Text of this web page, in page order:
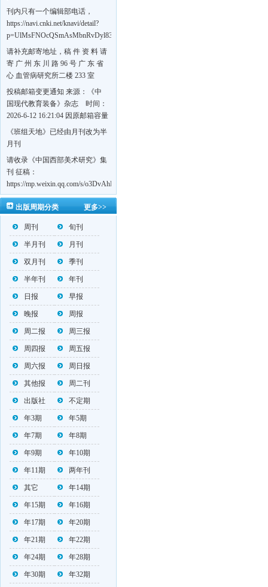
刊内只有一个编辑部电话，
https://navi.cnki.net/knavi/detail?
p=UlMsFNOcQSmAsMbnRvDyl83fGGu5dcrBYtF-
w7VFJdSWT5tem1RQ5W2sC5HRG-
S8mH75DuljrTVfVeoXxT4L0b-
Yrk7HaGd7C2w5FD7nrnLRR5Q57zsTTQ==&uniplatform=NZKPT&language=CHS
请补充邮寄地址，稿 件 资 料 请
寄 广 州 东 川 路 96 号 广 东 省
心 血管病研究所二楼 233 室
《岭南心血管病杂志》编辑部
收，
https://navi.cnki.net/knavi/detail?
BMxk-
109PkA==&uniplatform=NZKPT&language=CHS
投稿邮箱变更通知 来源：《中
国现代教育装备》杂志 时间：
2026-6-12 16:21:04 因原邮箱容量
有限，自即日起停止使用，我刊
投稿邮箱变更为 高教投稿邮
邮箱：bedu@cmee.net.cn
《班组天地》已经由月刊改为半
月刊
请收录《中国西部美术研究》集
刊 征稿：
https://mp.weixin.qq.com/s/o3DvAhL6jtTS9ASccwcwPQ
第一辑：
https://mp.weixin.qq.com/s/_w2OMIu6Gs1QL0b_JWhZAQ
更多>>
出版周期分类
周刊 旬刊
半月刊 月刊
双月刊 季刊
半年刊 年刊
日报 早报
晚报 周报
周二报 周三报
周四报 周五报
周六报 周日报
其他报 周二刊
出版社 不定期
年3期 年5期
年7期 年8期
年9期 年10期
年11期 两年刊
其它 年14期
年15期 年16期
年17期 年20期
年21期 年22期
年24期 年28期
年30期 年32期